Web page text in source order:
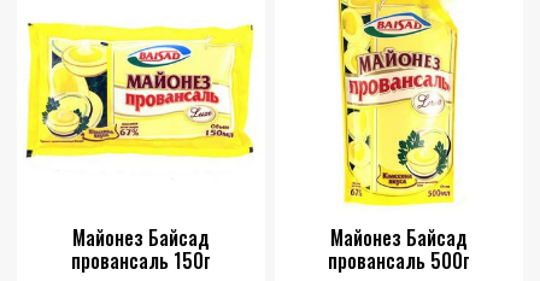
Майонез Байсад
провансаль 150г
Майонез Байсад
провансаль 500г